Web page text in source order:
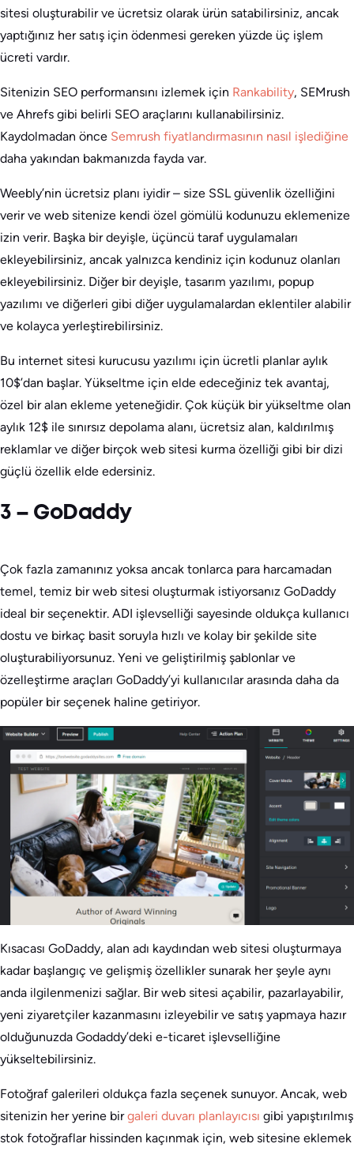
sitesi oluşturabilir ve ücretsiz olarak ürün satabilirsiniz, ancak
yaptığınız her satış için ödenmesi gereken yüzde üç işlem
ücreti vardır.
Sitenizin SEO performansını izlemek için Rankability, SEMrush
ve Ahrefs gibi belirli SEO araçlarını kullanabilirsiniz.
Kaydolmadan önce Semrush fiyatlandırmasının nasıl işlediğine
daha yakından bakmanızda fayda var.
Weebly’nin ücretsiz planı iyidir – size SSL güvenlik özelliğini
verir ve web sitenize kendi özel gömülü kodunuzu eklemenize
izin verir. Başka bir deyişle, üçüncü taraf uygulamaları
ekleyebilirsiniz, ancak yalnızca kendiniz için kodunuz olanları
ekleyebilirsiniz. Diğer bir deyişle, tasarım yazılımı, popup
yazılımı ve diğerleri gibi diğer uygulamalardan eklentiler alabilir
ve kolayca yerleştirebilirsiniz.
Bu internet sitesi kurucusu yazılımı için ücretli planlar aylık
10$’dan başlar. Yükseltme için elde edeceğiniz tek avantaj,
özel bir alan ekleme yeteneğidir. Çok küçük bir yükseltme olan
aylık 12$ ile sınırsız depolama alanı, ücretsiz alan, kaldırılmış
reklamlar ve diğer birçok web sitesi kurma özelliği gibi bir dizi
güçlü özellik elde edersiniz.
3 – GoDaddy
Çok fazla zamanınız yoksa ancak tonlarca para harcamadan
temel, temiz bir web sitesi oluşturmak istiyorsanız GoDaddy
ideal bir seçenektir. ADI işlevselliği sayesinde oldukça kullanıcı
dostu ve birkaç basit soruyla hızlı ve kolay bir şekilde site
oluşturabiliyorsunuz. Yeni ve geliştirilmiş şablonlar ve
özelleştirme araçları GoDaddy’yi kullanıcılar arasında daha da
popüler bir seçenek haline getiriyor.
Kısacası GoDaddy, alan adı kaydından web sitesi oluşturmaya
kadar başlangıç ve gelişmiş özellikler sunarak her şeyle aynı
anda ilgilenmenizi sağlar. Bir web sitesi açabilir, pazarlayabilir,
yeni ziyaretçiler kazanmasını izleyebilir ve satış yapmaya hazır
olduğunuzda Godaddy’deki e-ticaret işlevselliğine
yükseltebilirsiniz.
Fotoğraf galerileri oldukça fazla seçenek sunuyor. Ancak, web
sitenizin her yerine birgaleri duvarı planlayıcısı gibi yapıştırılmış
stok fotoğraflar hissinden kaçınmak için, web sitesine eklemek